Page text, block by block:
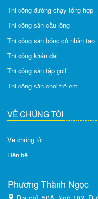
Thi công đường chạy tổng hợp
Thi công sân cầu lông
Thi công sân bóng cỏ nhân tạo
Thi công khán đài
Thi công sân tập golf
Thi công sân chơi trẻ em
VỀ CHÚNG TÔI
Về chúng tôi
Liên hệ
Phương Thành Ngọc